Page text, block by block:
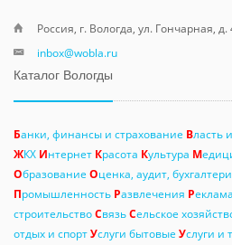
Россия, г. Вологда, ул. Гончарная, д.
inbox@wobla.ru
Каталог Вологды
Банки, финансы и страхование Власть
ЖКХ Интернет Красота Культура М
Образование Оценка, аудит,
Промышленность Развлечения Реклама
строительствоСвязьСельское
отдых и спортУслуги бытовые Услуги и